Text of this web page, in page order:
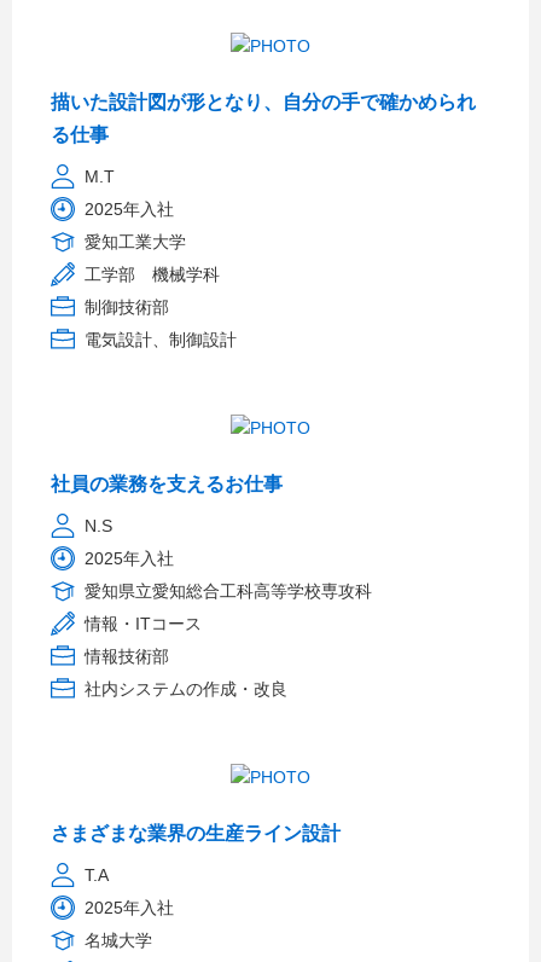
描いた設計図が形となり、自分の手で確かめられ
る仕事
M.T
2025年入社
愛知工業大学
工学部 機械学科
制御技術部
電気設計、制御設計
社員の業務を支えるお仕事
N.S
2025年入社
愛知県立愛知総合工科高等学校専攻科
情報・ITコース
情報技術部
社内システムの作成・改良
さまざまな業界の生産ライン設計
T.A
2025年入社
名城大学